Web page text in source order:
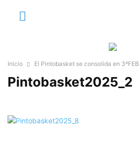
Inicio El Pintobasket se consolida en 3ºFEB
Pintobasket2025_2